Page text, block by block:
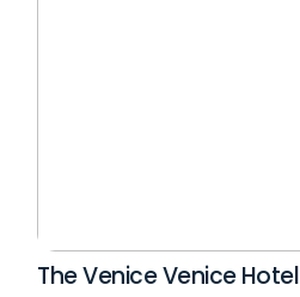
The Venice Venice Hotel